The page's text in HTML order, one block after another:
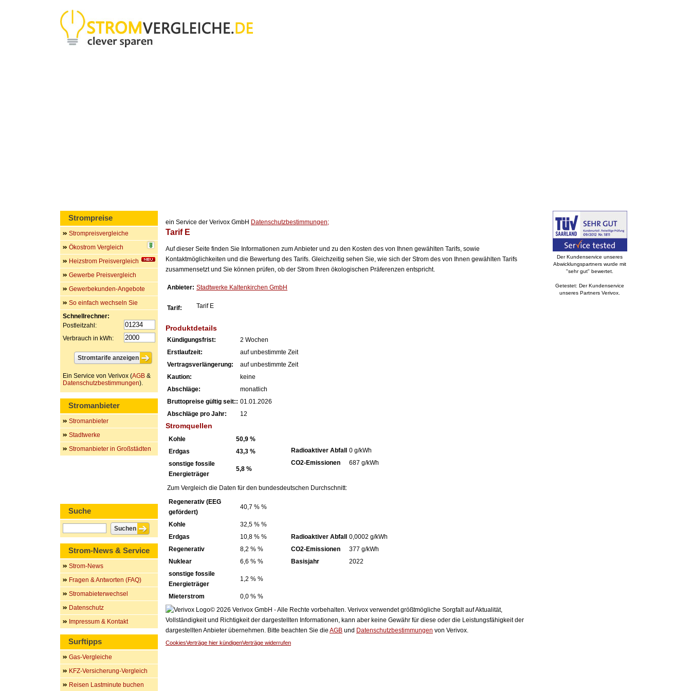
ein Service der Verivox GmbH Datenschutzbestimmungen;
Tarif E
Auf dieser Seite finden Sie Informationen zum Anbieter und zu den Kosten des von Ihnen gewählten Tarifs, sowie
Kontaktmöglichkeiten und die Bewertung des Tarifs. Gleichzeitig sehen Sie, wie sich der Strom des von Ihnen gewählten Tarifs
zusammensetzt und Sie können prüfen, ob der Strom Ihren ökologischen Präferenzen entspricht.
Anbieter: Stadtwerke Kaltenkirchen GmbH
Tarif: Tarif E
Produktdetails
Kündigungsfrist:
2 Wochen
Erstlaufzeit:
auf unbestimmte Zeit
Vertragsverlängerung:
auf unbestimmte Zeit
Kaution:
keine
Abschläge:
monatlich
Bruttopreise gültig seit:: 01.01.2026
Abschläge pro Jahr:
12
Stromquellen
Kohle
50,9 %
Erdgas
43,3 %
sonstige fossile
Energieträger
5,8 %
Radioaktiver Abfall
0 g/kWh
CO2-Emissionen
687 g/kWh
Zum Vergleich die Daten für den bundesdeutschen Durchschnitt:
Regenerativ (EEG
gefördert)
40,7 % %
Kohle
32,5 % %
Erdgas
10,8 % %
Regenerativ
8,2 % %
Nuklear
6,6 % %
sonstige fossile
Energieträger
1,2 % %
Mieterstrom 0,0 % %
Radioaktiver Abfall
0,0002 g/kWh
CO2-Emissionen
377 g/kWh
Basisjahr
2022
© 2026 Verivox GmbH - Alle Rechte vorbehalten. Verivox verwendet größtmögliche Sorgfalt auf Aktualität,
Vollständigkeit und Richtigkeit der dargestellten Informationen, kann aber keine Gewähr für diese oder die Leistungsfähigkeit der
dargestellten Anbieter übernehmen. Bitte beachten Sie die AGB und Datenschutzbestimmungen von Verivox.
CookiesVerträge hier kündigenVerträge widerrufen
Strompreise
Strompreisvergleiche
Ökostrom Vergleich
Heizstrom Preisvergleich
Gewerbe Preisvergleich
Gewerbekunden-Angebote
So einfach wechseln Sie
Schnellrechner:
Postleitzahl:
Verbrauch in kWh:
Ein Service von Verivox (AGB &
Datenschutzbestimmungen).
Stromanbieter
Stromanbieter
Stadtwerke
Stromanbieter in Großstädten
Suche
Strom-News & Service
Strom-News
Fragen & Antworten (FAQ)
Stromabieterwechsel
Datenschutz
Impressum & Kontakt
Surftipps
Gas-Vergleiche
KFZ-Versicherung-Vergleich
Reisen Lastminute buchen
Der Kundenservice unseres
Abwicklungspartners wurde mit
"sehr gut" bewertet.
Getestet: Der Kundenservice
unseres Partners Verivox.